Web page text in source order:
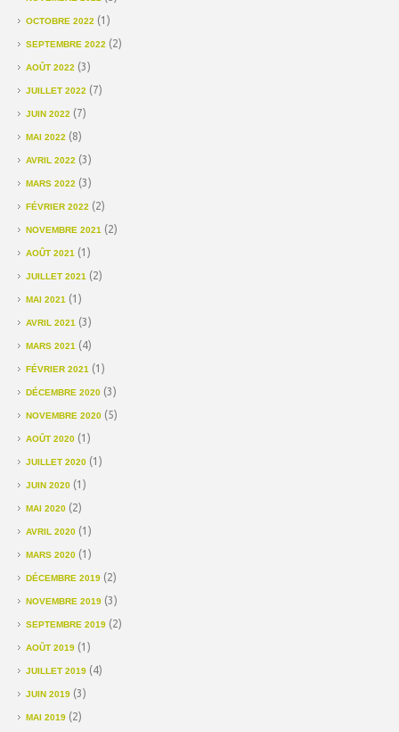
OCTOBRE 2022 (1)
SEPTEMBRE 2022 (2)
AOÛT 2022 (3)
JUILLET 2022 (7)
JUIN 2022 (7)
MAI 2022 (8)
AVRIL 2022 (3)
MARS 2022 (3)
FÉVRIER 2022 (2)
NOVEMBRE 2021 (2)
AOÛT 2021 (1)
JUILLET 2021 (2)
MAI 2021 (1)
AVRIL 2021 (3)
MARS 2021 (4)
FÉVRIER 2021 (1)
DÉCEMBRE 2020 (3)
NOVEMBRE 2020 (5)
AOÛT 2020 (1)
JUILLET 2020 (1)
JUIN 2020 (1)
MAI 2020 (2)
AVRIL 2020 (1)
MARS 2020 (1)
DÉCEMBRE 2019 (2)
NOVEMBRE 2019 (3)
SEPTEMBRE 2019 (2)
AOÛT 2019 (1)
JUILLET 2019 (4)
JUIN 2019 (3)
MAI 2019 (2)